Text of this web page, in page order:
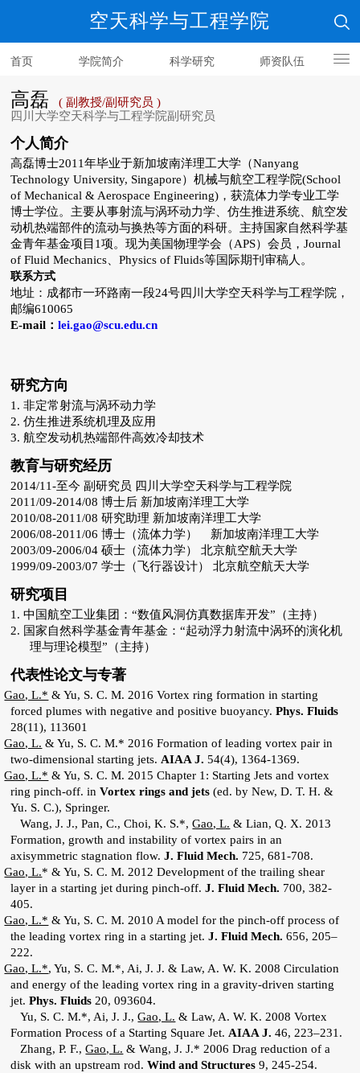
空天科学与工程学院
首页 学院简介 科学研究 师资队伍
人才培养
高磊( 副教授/副研究员 )
四川大学空天科学与工程学院副研究员
个人简介
高磊博士2011年毕业于新加坡南洋理工大学（Nanyang
Technology University, Singapore）机械与航空工程学院(School
of Mechanical & Aerospace Engineering) ，获流体力学专业工学
博士学位。主要从事射流与涡环动力学、仿生推进系统、航空发
动机热端部件的流动与换热等方面的科研。主持国家自然科学基
金青年基金项目 1项。现为美国物理学会（APS）会员，Journal
of Fluid Mechanics、Physics of Fluids等国际期刊审稿人。
联系方式
地址：成都市一环路南一段24号四川大学空天科学与工程学院，
邮编610065
E-mail ：lei.gao@scu.edu.cn
研究方向
1.非定常射流与涡环动力学
2.仿生推进系统机理及应用
3.航空发动机热端部件高效冷却技术
教育与研究经历
2014/11-至今副研究员 四川大学空天科学与工程学院
2011/09-2014/08博士后 新加坡南洋理工大学
2010/08-2011/08研究助理 新加坡南洋理工大学
2006/08-2011/06博士（流体力学） 新加坡南洋理工大学
2003/09-2006/04硕士（流体力学）
北京航空航天大学
1999/09-2003/07学士（飞行器设计） 北京航空航天大学
研究项目
1.中国航空工业集团：“数值风洞仿真数据库开发”（主持）
2. 国家自然科学基金青年基金：“起动浮力射流中涡环的演化机
理与理论模型”（主持）
代表性论文与专著
Gao, L.* & Yu, S. C. M. 2016 Vortex ring formation in starting
forced plumes with negative and positive buoyancy.Phys. Fluids
28(11), 113601
Gao, L. & Yu, S. C. M.* 2016 Formation of leading vortex pair in
two-dimensional starting jets.AIAA J. 54(4), 1364-1369.
Gao, L.* & Yu, S. C. M. 2015 Chapter 1: Starting Jets and vortex
ring pinch-off. inVortex rings and jets (ed. by New, D. T. H. &
Yu. S. C.), Springer.
Wang, J. J., Pan, C., Choi, K. S.*,Gao, L. & Lian, Q. X. 2013
Formation, growth and instability of vortex pairs in an
axisymmetric stagnation flow.J. Fluid Mech. 725, 681-708.
Gao, L.* & Yu, S. C. M. 2012 Development of the trailing shear
layer in a starting jet during pinch-off.J. Fluid Mech. 700, 382-
405.
Gao, L.* & Yu, S. C. M. 2010 A model for the pinch-off process of
the leading vortex ring in a starting jet.J. Fluid Mech. 656, 205–
222.
Gao, L.*, Yu, S. C. M.*, Ai, J. J. & Law, A. W. K. 2008 Circulation
and energy of the leading vortex ring in a gravity-driven starting
jet.Phys. Fluids 20, 093604.
Yu, S. C. M.*, Ai, J. J.,Gao, L. & Law, A. W. K. 2008 Vortex
Formation Process of a Starting Square Jet.AIAA J. 46, 223–231.
Zhang, P. F.,Gao, L. & Wang, J. J.* 2006 Drag reduction of a
disk with an upstream rod.Wind and Structures 9, 245-254.